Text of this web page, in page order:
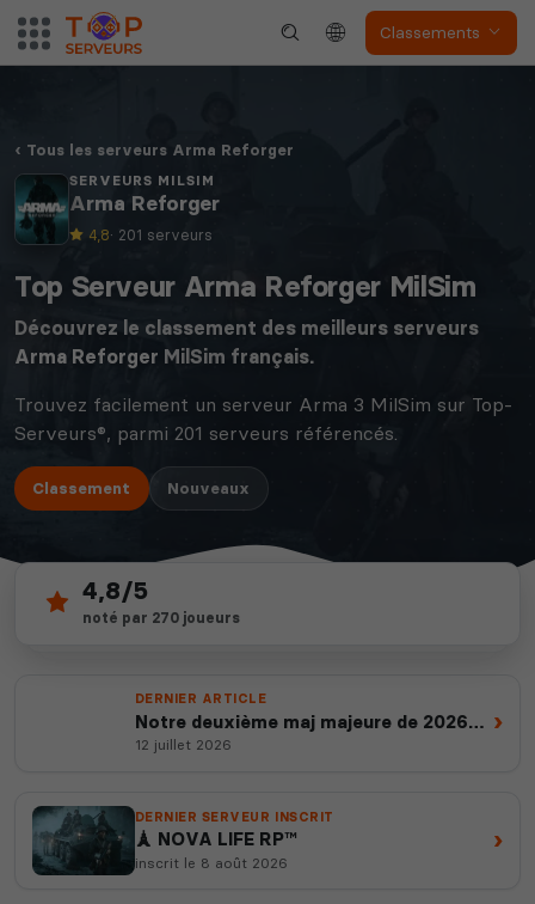
Classements
Tous les serveurs Arma Reforger
SERVEURS MILSIM
Arma Reforger
4,8· 201 serveurs
Top Serveur Arma Reforger MilSim
Découvrez le classement des meilleurs serveurs
Arma Reforger MilSim français.
Trouvez facilement un serveur Arma 3 MilSim sur Top-
Serveurs®, parmi 201 serveurs référencés.
Classement Nouveaux
201
serveurs actifs
depuis 2012
4,8/5
noté par 270 joueurs
DERNIER ARTICLE
Notre deuxième maj majeure de 2026
est en ligne
12 juillet 2026
›
DERNIER SERVEUR INSCRIT
🗼 NOVA LIFE RP™
inscrit le 8 août 2026
›